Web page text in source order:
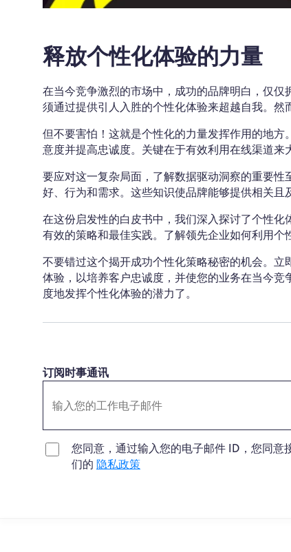
释放个性化体验的力量
在当今竞争激烈的市场中，成功的品牌明白，仅
须通过提供引人入胜的个性化体验来超越自我。然
但不要害怕！这就是个性化的力量发挥作用的地
意度并提高忠诚度。关键在于有效利用在线渠道来
要应对这一复杂局面，了解数据驱动洞察的重要
好、行为和需求。这些知识使品牌能够提供相关且
在这份启发性的白皮书中，我们深入探讨了个性
有效的策略和最佳实践。了解领先企业如何利用个
不要错过这个揭开成功个性化策略秘密的机会。
体验，以培养客户忠诚度，并使您的业务在当今
度地发挥个性化体验的潜力了。
订阅时事通讯
您同意，通过输入您的电子邮件 ID，您同
们的 隐私政策